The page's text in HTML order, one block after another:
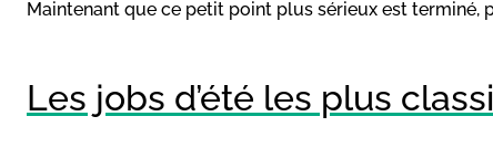
Maintenant que ce petit point plus sérieux est terminé,
Les jobs d’été les plus